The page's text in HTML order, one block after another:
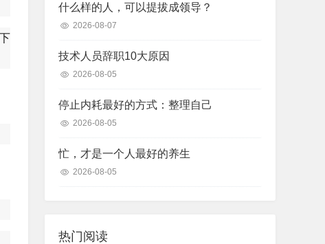
什么样的人，可以提拔成领导？
2026-08-07
技术人员辞职10大原因
2026-08-05
停止内耗最好的方式：整理自己
2026-08-05
忙，才是一个人最好的养生
2026-08-05
热门阅读